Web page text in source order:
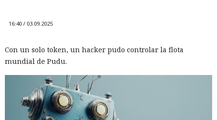
16:40 / 03.09.2025
Con un solo token, un hacker pudo controlar la flota
mundial de Pudu.